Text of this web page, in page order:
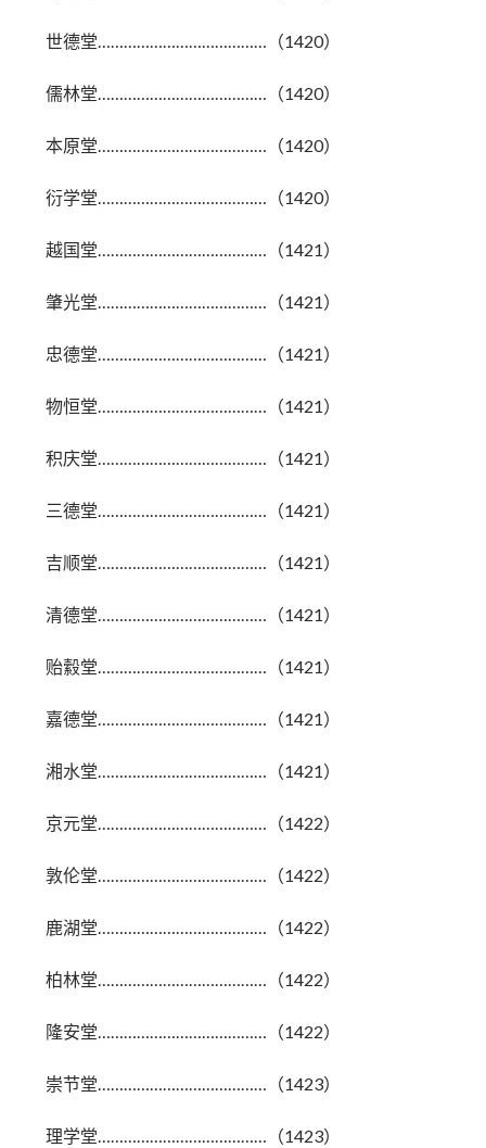
世德堂…………………………………（1420）
儒林堂…………………………………（1420）
本原堂…………………………………（1420）
衍学堂…………………………………（1420）
越国堂…………………………………（1421）
肇光堂…………………………………（1421）
忠德堂…………………………………（1421）
物恒堂…………………………………（1421）
积庆堂…………………………………（1421）
三德堂…………………………………（1421）
吉顺堂…………………………………（1421）
清德堂…………………………………（1421）
贻縠堂…………………………………（1421）
嘉德堂…………………………………（1421）
湘水堂…………………………………（1421）
京元堂…………………………………（1422）
敦伦堂…………………………………（1422）
鹿湖堂…………………………………（1422）
柏林堂…………………………………（1422）
隆安堂…………………………………（1422）
崇节堂…………………………………（1423）
理学堂…………………………………（1423）